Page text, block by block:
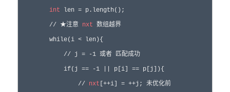
int len = p.length();
        // ★注意
nxt 数组越界
        while(i < len){
            // j = -1 或者 匹配成功
            if(j == -1 || p[i] == p[j]){
                //
nxt [++i] = ++j; 未优化前